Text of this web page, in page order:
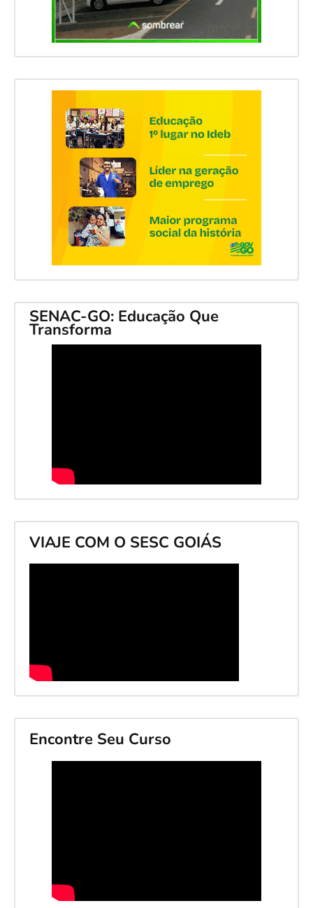
SENAC-GO: Educação Que
Transforma
VIAJE COM O SESC GOIÁS
Encontre Seu Curso